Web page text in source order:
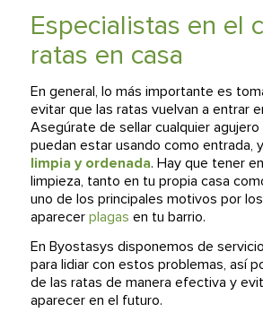
Especialistas en el
ratas en casa
En general, lo más importante es
evitar que las ratas vuelvan a entrar
Asegúrate de sellar cualquier
puedan estar usando como entrada, y
limpia y ordenada. Hay que tener
limpieza, tanto en tu propia casa
uno de los principales motivos por
aparecer plagas en tu barrio.
En Byostasys disponemos de
para lidiar con estos problemas, así
de las ratas de manera efectiva y
aparecer en el futuro.